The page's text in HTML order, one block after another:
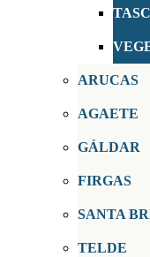
ARUCAS
AGAETE
GÁLDAR
FIRGAS
SANTA
TELDE